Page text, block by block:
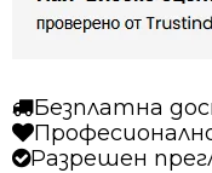
Безплатна
Разрешен